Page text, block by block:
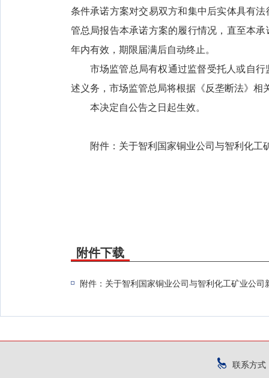
条件承诺方案对交易双方和集中后实体具有
管总局报告本承诺方案的履行情况，直至本
年内有效，期限届满后自动终止。
市场监管总局有权通过监督受托人或自
述义务，市场监管总局将根据《反垄断法》相
本决定自公告之日起生效。
附件：关于智利国家铜业公司与智利化工
附件下载
联系方式